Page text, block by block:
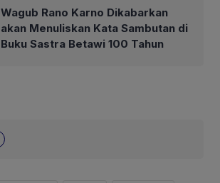
Wagub Rano Karno Dikabarkan
akan Menuliskan Kata Sambutan di
Buku Sastra Betawi 100 Tahun